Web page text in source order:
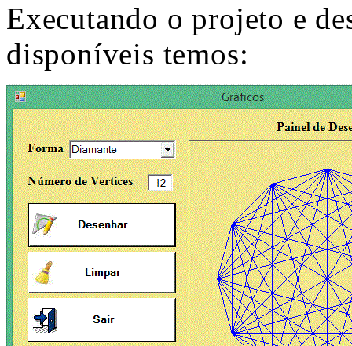
Executando o projeto e
disponíveis temos: